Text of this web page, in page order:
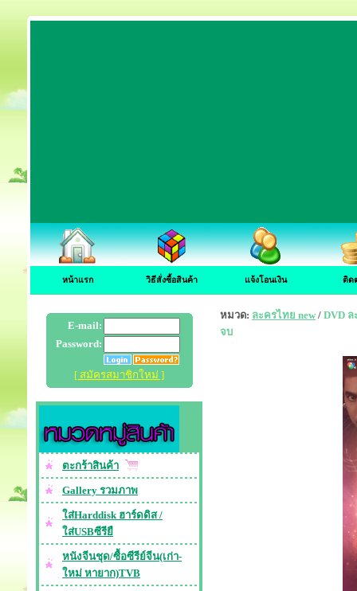
หน้าแรก วิธีสั่งซื้อสินค้า แจ้งโอนเงิน ติด
E-mail:
Password:
[ สมัครสมาชิกใหม่ ]
ตะกร้าสินค้า
Gallery รวมภาพ
ใส่Harddisk ฮาร์ดดิส /
ใส่USBซีรียื
หนังจีนชุด/ซื้อซีรีย์จีน(เก่า-
ใหม่ หายาก)TVB
หมวด: ละครไทย new / DVD
จบ